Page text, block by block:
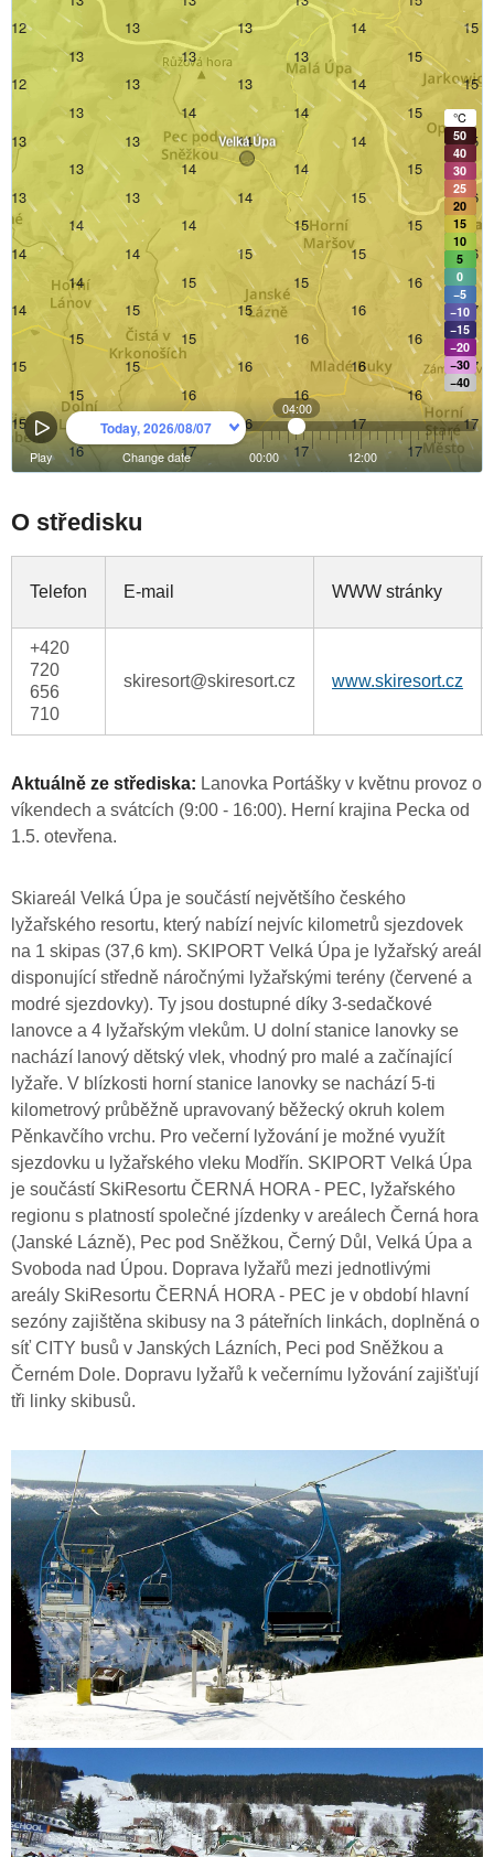
O středisku
Telefon E-mail WWW stránky
+420
720
656
710
skiresort@skiresort.cz www.skiresort.cz
Aktuálně ze střediska: Lanovka Portášky v květnu provoz o
víkendech a svátcích (9:00 - 16:00). Herní krajina Pecka od
1.5. otevřena.
Skiareál Velká Úpa je součástí největšího českého
lyžařského resortu, který nabízí nejvíc kilometrů sjezdovek
na 1 skipas (37,6 km). SKIPORT Velká Úpa je lyžařský areál
disponující středně náročnými lyžařskými terény (červené a
modré sjezdovky). Ty jsou dostupné díky 3-sedačkové
lanovce a 4 lyžařským vlekům. U dolní stanice lanovky se
nachází lanový dětský vlek, vhodný pro malé a začínající
lyžaře. V blízkosti horní stanice lanovky se nachází 5-ti
kilometrový průběžně upravovaný běžecký okruh kolem
Pěnkavčího vrchu. Pro večerní lyžování je možné využít
sjezdovku u lyžařského vleku Modřín. SKIPORT Velká Úpa
je součástí SkiResortu ČERNÁ HORA - PEC, lyžařského
regionu s platností společné jízdenky v areálech Černá hora
(Janské Lázně), Pec pod Sněžkou, Černý Důl, Velká Úpa a
Svoboda nad Úpou. Doprava lyžařů mezi jednotlivými
areály SkiResortu ČERNÁ HORA - PEC je v období hlavní
sezóny zajištěna skibusy na 3 páteřních linkách, doplněná o
síť CITY busů v Janských Lázních, Peci pod Sněžkou a
Černém Dole. Dopravu lyžařů k večernímu lyžování zajišťují
tři linky skibusů.